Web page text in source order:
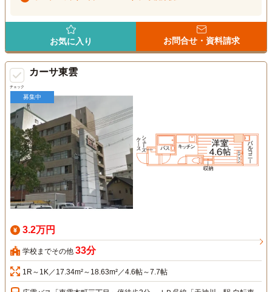
お気に入り お問合せ・資料請求
チェック
カーサ東雲
募集中
3.2万円
学校までその他 33分
1R～1K／17.34m²～18.63m²／4.6帖～7.7帖